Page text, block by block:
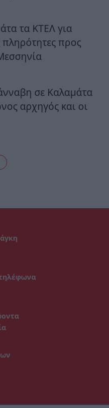
τα ΚΤΕΛ για
προς
σε Καλαμάτα
αρχηγός και οι